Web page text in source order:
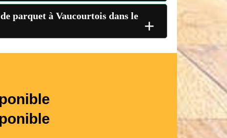
parquet à Vaucourtois dans le +